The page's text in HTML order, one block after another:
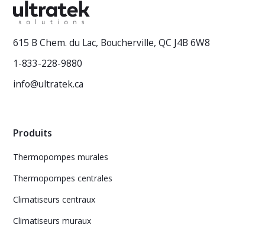
615 B Chem. du Lac, Boucherville, QC J4B 6W8
1-833-228-9880
info@ultratek.ca
Produits
Thermopompes murales
Thermopompes centrales
Climatiseurs centraux
Climatiseurs muraux